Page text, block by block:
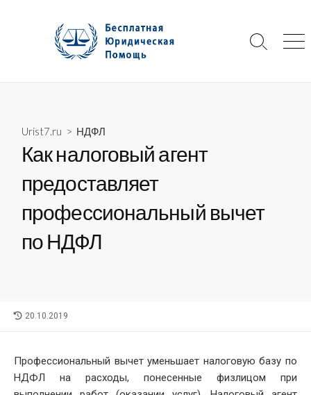
Search
Urist7.ru > НДФЛ
Как налоговый агент
предоставляет
профессиональный вычет
по НДФЛ
LAST
20.10.2019
Профессиональный вычет уменьшает налоговую базу по
НДФЛ на расходы, понесенные физлицом при